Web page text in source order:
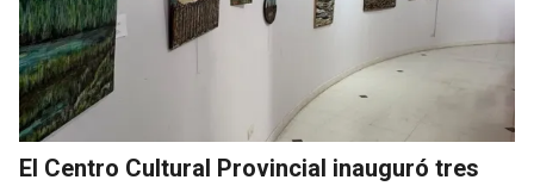
El Centro Cultural Provincial inauguró tres